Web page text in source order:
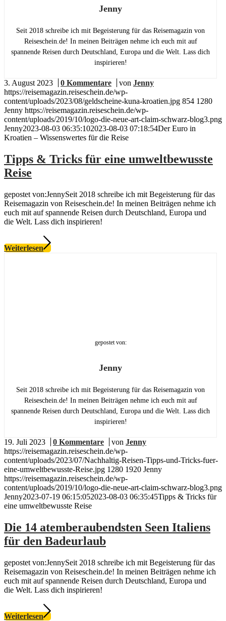
Jenny
Seit 2018 schreibe ich mit Begeisterung für das Reisemagazin von
Reiseschein.de! In meinen Beiträgen nehme ich euch mit auf
spannende Reisen durch Deutschland, Europa und die Welt. Lass dich
inspirieren!
3. August 2023 0 Kommentare von Jenny
https://reisemagazin.reiseschein.de/wp-
content/uploads/2023/08/geldscheine-kuna-kroatien.jpg 854 1280
Jenny https://reisemagazin.reiseschein.de/wp-
content/uploads/2019/10/logo-die-neue-art-claim-schwarz-blog3.png
Jenny2023-08-03 06:35:102023-08-03 07:18:54Der Euro in
Kroatien – Wissenswertes für die Reise
Tipps & Tricks für eine umweltbewusste
Reise
gepostet von:JennySeit 2018 schreibe ich mit Begeisterung für das
Reisemagazin von Reiseschein.de! In meinen Beiträgen nehme ich
euch mit auf spannende Reisen durch Deutschland, Europa und
die Welt. Lass dich inspirieren!
Weiterlesen
gepostet von:
Jenny
Seit 2018 schreibe ich mit Begeisterung für das Reisemagazin von
Reiseschein.de! In meinen Beiträgen nehme ich euch mit auf
spannende Reisen durch Deutschland, Europa und die Welt. Lass dich
inspirieren!
19. Juli 2023 0 Kommentare von Jenny
https://reisemagazin.reiseschein.de/wp-
content/uploads/2023/07/Nachhaltig-Reisen-Tipps-und-Tricks-fuer-
eine-umweltbewusste-Reise.jpg 1280 1920 Jenny
https://reisemagazin.reiseschein.de/wp-
content/uploads/2019/10/logo-die-neue-art-claim-schwarz-blog3.png
Jenny2023-07-19 06:15:052023-08-03 06:35:45Tipps & Tricks für
eine umweltbewusste Reise
Die 14 atemberaubendsten Seen Italiens
für den Badeurlaub
gepostet von:JennySeit 2018 schreibe ich mit Begeisterung für das
Reisemagazin von Reiseschein.de! In meinen Beiträgen nehme ich
euch mit auf spannende Reisen durch Deutschland, Europa und
die Welt. Lass dich inspirieren!
Weiterlesen